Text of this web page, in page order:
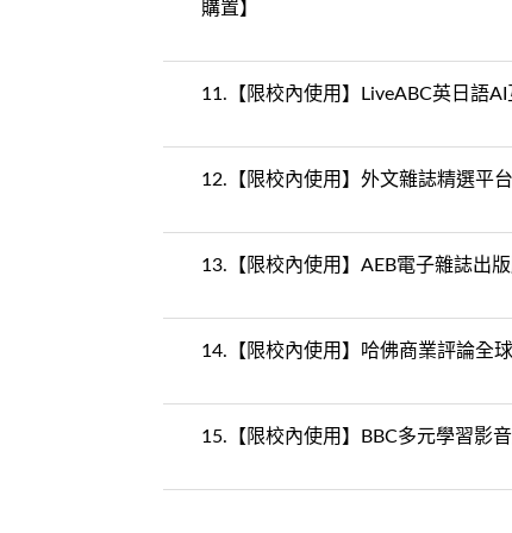
購置】
11. 【限校內使用】LiveABC英日語
12. 【限校內使用】外文雜誌精選平
13. 【限校內使用】AEB電子雜誌出
14. 【限校內使用】哈佛商業評論全
15. 【限校內使用】BBC多元學習影